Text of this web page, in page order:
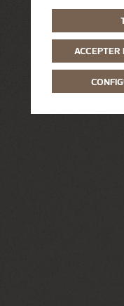
ACCEPTER